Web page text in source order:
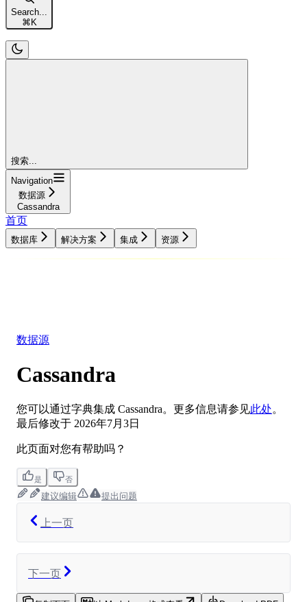
Search...
⌘ K
搜索...
Navigation
数据源
Cassandra
首页
数据库 解决方案 集成 资源
数据源
Cassandra
您可以通过字典集成 Cassandra。更多信息请参见此处。
最后修改于 2026年7月3日
此页面对您有帮助吗？
是 否
建议编辑 提出问题
上一页
下一页